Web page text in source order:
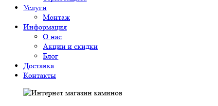
Услуги
Монтаж
Информация
О нас
Акции и скидки
Блог
Доставка
Контакты